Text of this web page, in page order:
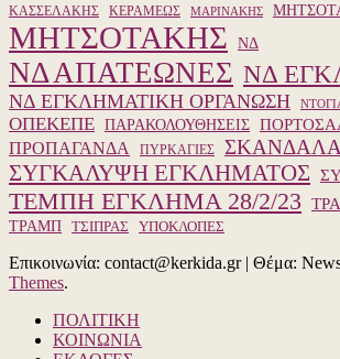
ΚΑΣΣΕΛΑΚΗΣ ΚΕΡΑΜΕΩΣ ΜΑΡΙΝΑΚΗΣ
ΜΗΤΣΟΤΑΚΗΣ ΝΔ
ΝΔ ΑΠΑΤΕΩΝΕΣ ΝΔ
ΝΔ ΕΓΚΛΗΜΑΤΙΚΗ ΟΡΓΑΝΩΣΗ
ΟΠΕΚΕΠΕ ΠΑΡΑΚΟΛΟΥΘΗΣΕΙΣ
ΠΡΟΠΑΓΑΝΔΑ ΠΥΡΚΑΓΙΕΣ
ΣΥΓΚΑΛΥΨΗ ΕΓΚΛΗΜΑΤΟΣ
ΤΕΜΠΗ ΕΓΚΛΗΜΑ 28/2/23
ΤΡΑΜΠ ΤΣΙΠΡΑΣ ΥΠΟΚΛΟΠΕΣ
Επικοινωνία: contact@kerkida.gr | Θέμα:
Themes.
ΠΟΛΙΤΙΚΗ
ΚΟΙΝΩΝΙΑ